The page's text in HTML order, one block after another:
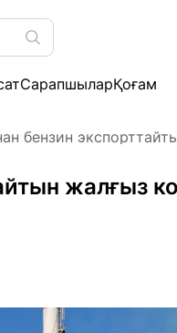
СарапшыларҚоғам
бензин
жалғыз